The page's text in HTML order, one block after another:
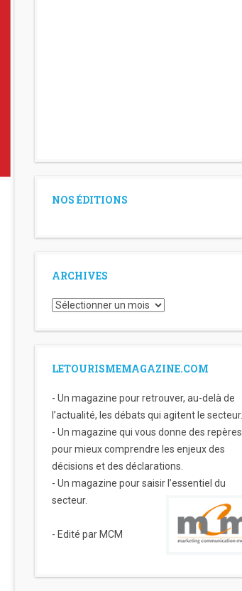
NOS ÉDITIONS
ARCHIVES
Archives
LETOURISMEMAGAZINE.COM
- Un magazine pour retrouver, au-delà de
l’actualité, les débats qui agitent le secteur.
- Un magazine qui vous donne des repères
pour mieux comprendre les enjeux des
décisions et des déclarations.
- Un magazine pour saisir l’essentiel du
secteur.
- Edité par MCM